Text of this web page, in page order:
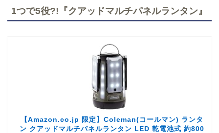
1つで5役?!『クアッドマルチパネルランタン』
【Amazon.co.jp 限定】Coleman(コールマン) ランタ
ン クアッドマルチパネルランタン LED 乾電池式 約800